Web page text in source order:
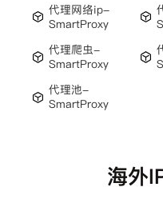
代理网络ip-
SmartProxy
代理爬虫-
SmartProxy
代理池-
SmartProxy
海外